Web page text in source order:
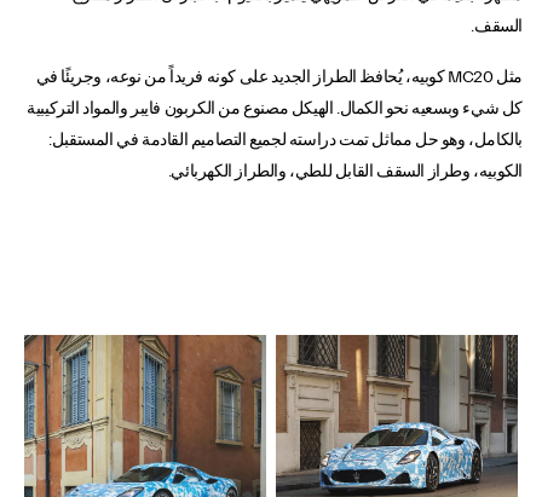
السقف.
مثل MC20 كوبيه، يُحافظ الطراز الجديد على كونه فريداً من نوعه، وجريئًا في
كل شيء وبسعيه نحو الكمال. الهيكل مصنوع من الكربون فايبر والمواد التركيبية
بالكامل، وهو حل مماثل تمت دراسته لجميع التصاميم القادمة في المستقبل:
الكوبيه، وطراز السقف القابل للطي، والطراز الكهربائي.